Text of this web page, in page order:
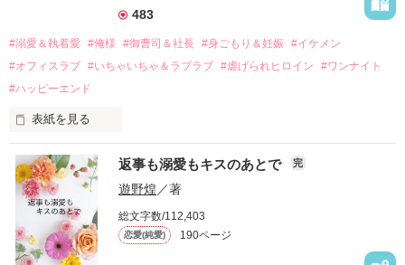
それから約十二年後。
過去の傷から、二度と会いたくないと思っていた哲平に
運命のような再会を果たす。
酔った勢いで一夜を共にしてしまった。
さらに、美桜が初めてだと知った哲平は
『責任をとる、結婚しよう』と真っ直ぐに告げてきた。
戸惑う美桜とは裏腹に、好きという気持ちを隠すことなく
甘やかしてくる。
そんなある日、哲平は美桜がストーカー被害に
遭っていることを知る。
美桜を守るため、哲平は同居を提案してきて――。
483
#溺愛＆執着愛 #俺様 #御曹司＆社長 #身ごもり＆妊娠 #イケメン
#オフィスラブ #いちゃいちゃ＆ラブラブ #虐げられヒロイン
#ワンナイト
#ハッピーエンド
表紙を見る
おかしな噂を流されて前の職場でうまくいかなかった梅田美
桜は、海外で傷心旅行をしていたところ、日本人美青年と出会
い、酒の勢いもあり一夜限りの関係となる。
帰国後、美桜は新しい職場でワンナイトした美青年と再会。
なんと彼の正体は、とある財閥御曹司にも関わらず、一族を離
れて起業した新進気鋭の実業家、社内でも冷徹だと評判な社長
――御影恭司その人だったのだ――！
返事も溺愛もキスのあとで 完
遊野煌 ／著
総文字数/112,403
恋愛(純愛) 190ページ